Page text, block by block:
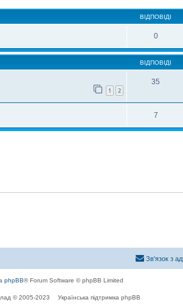
ВІДПОВІДІ
0
ВІДПОВІДІ
1 2
35
7
Зв'язок з
phpBB® Forum Software © phpBB Limited
© 2005-2023 Українська підтримка phpBB